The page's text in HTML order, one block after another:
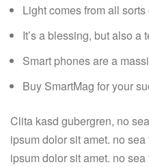
Light comes from all
It’s a blessing, but also a
Smart phones are a
Buy SmartMag for your
Clita kasd gubergren, no
ipsum dolor sit amet. no
ipsum dolor sit amet. no